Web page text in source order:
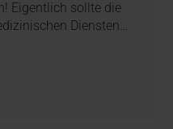
Eigentlich sollte die
Diensten…